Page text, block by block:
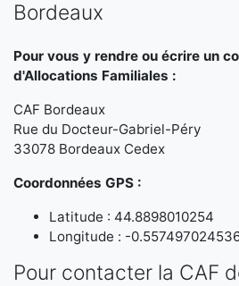
Bordeaux
Pour vous y rendre ou écrire un
d'Allocations Familiales :
CAF Bordeaux
Rue du Docteur-Gabriel-Péry
33078 Bordeaux Cedex
Coordonnées GPS :
Latitude : 44.8898010254
Longitude : -
Pour contacter la CAF